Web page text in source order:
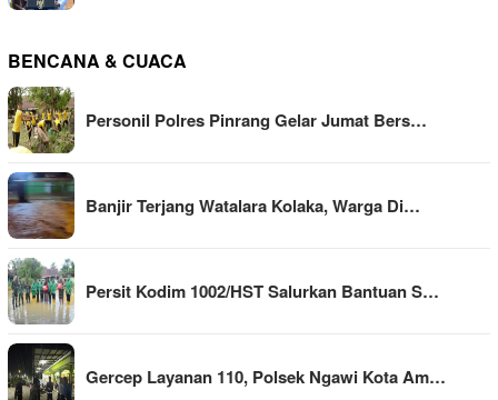
BENCANA & CUACA
Personil Polres Pinrang Gelar Jumat Bers…
Banjir Terjang Watalara Kolaka, Warga Di…
Persit Kodim 1002/HST Salurkan Bantuan S…
Gercep Layanan 110, Polsek Ngawi Kota Am…